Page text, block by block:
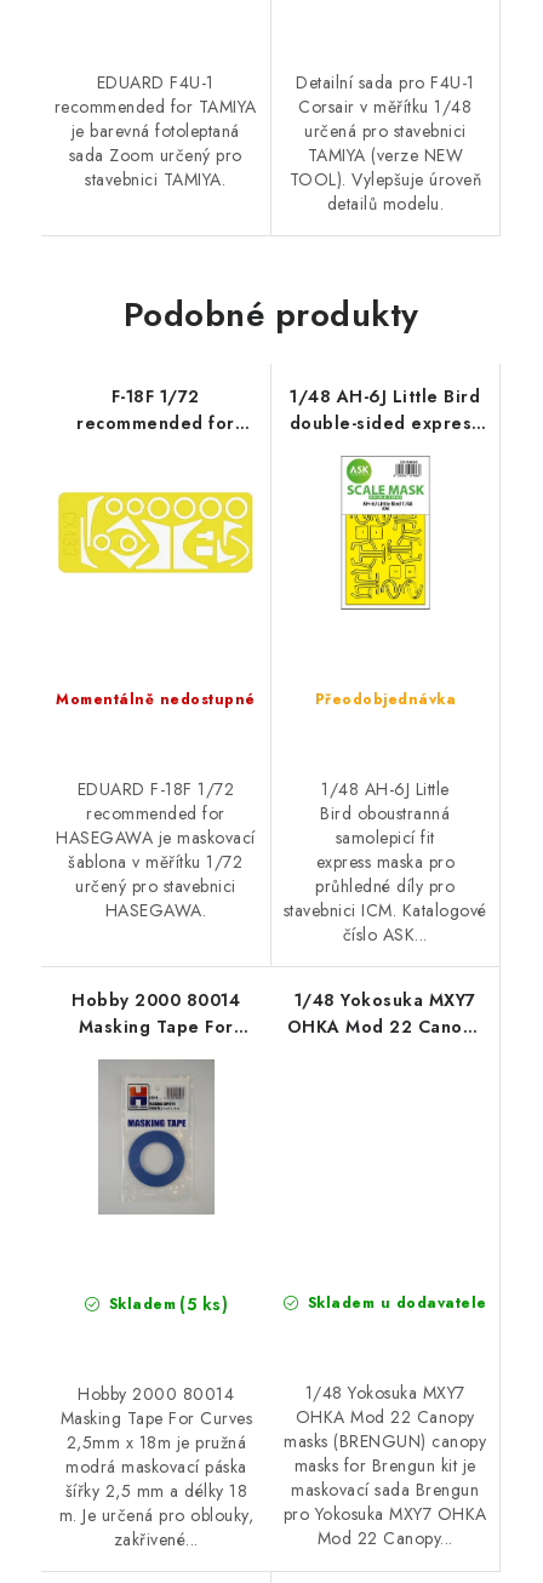
EDUARD F4U-1
recommended for TAMIYA
je barevná fotoleptaná
sada Zoom určený pro
stavebnici TAMIYA.
Detailní sada pro F4U-1
Corsair v měřítku 1/48
určená pro stavebnici
TAMIYA (verze NEW
TOOL). Vylepšuje úroveň
detailů modelu.
Podobné produkty
F-18F 1/72
recommended for
Momentálně nedostupné
EDUARD F-18F 1/72
recommended for
HASEGAWA je maskovací
šablona v měřítku 1/72
určený pro stavebnici
HASEGAWA.
1/48 AH-6J Little Bird
double-sided express
fit mask for ICM
Přeodobjednávka
1/48 AH-6J Little
Bird oboustranná
samolepicí fit
express maska pro
průhledné díly pro
stavebnici ICM. Katalogové
číslo ASK...
Hobby 2000 80014
Masking Tape For
Curves 2,5mm x 18m
Skladem (5 ks)
Hobby 2000 80014
Masking Tape For Curves
2,5mm x 18m je pružná
modrá maskovací páska
šířky 2,5 mm a délky 18
m. Je určená pro oblouky,
zakřivené...
1/48 Yokosuka MXY7
OHKA Mod 22 Canopy
Skladem u dodavatele
1/48 Yokosuka MXY7
OHKA Mod 22 Canopy
masks (BRENGUN) canopy
masks for Brengun kit je
maskovací sada Brengun
pro Yokosuka MXY7 OHKA
Mod 22 Canopy...